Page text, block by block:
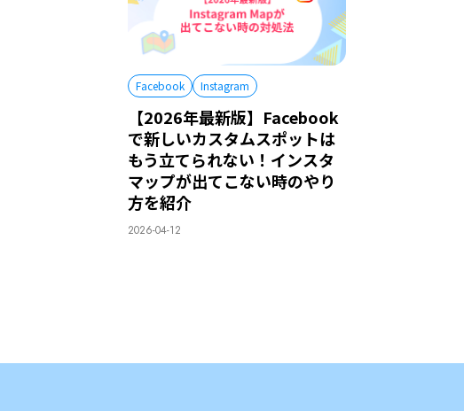
Facebook Instagram
【2026年最新版】Facebook
で新しいカスタムスポットは
もう立てられない！インスタ
マップが出てこない時のやり
方を紹介
2026-04-12